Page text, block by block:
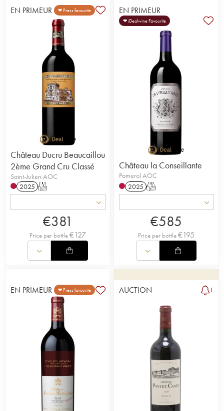
EN PRIMEUR ❤ Press favourite
Château Ducru Beaucaillou
2ème Grand Cru Classé
Saint-Julien AOC
2025 T
€381
Price per bottle€127
EN PRIMEUR
❤ iDealwine Favourite
Château la Conseillante
Pomerol AOC
2025 T
€585
Price per bottle€195
EN PRIMEUR ❤ Press favourite AUCTION 1